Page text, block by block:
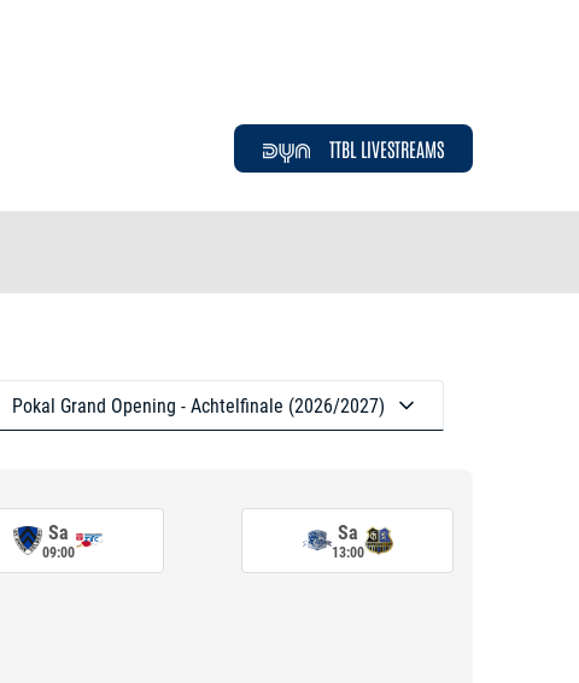
TTBL LIVESTREAMS
Pokal Grand Opening - Achtelfinale (2026/2027)
Sa
09:00
Sa
13:00